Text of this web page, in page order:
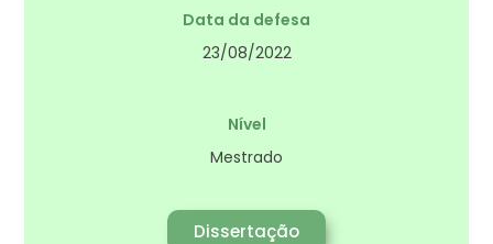
Data da defesa
23/08/2022
Nível
Mestrado
Dissertação